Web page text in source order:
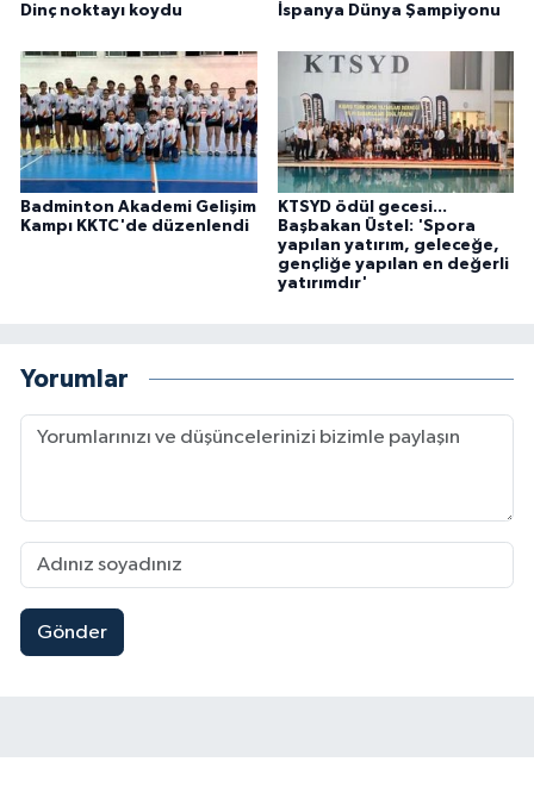
Dinç noktayı koydu İspanya Dünya Şampiyonu
Badminton Akademi Gelişim
Kampı KKTC'de düzenlendi
KTSYD ödül gecesi...
Başbakan Üstel: 'Spora
yapılan yatırım, geleceğe,
gençliğe yapılan en değerli
yatırımdır'
Yorumlar
Gönder